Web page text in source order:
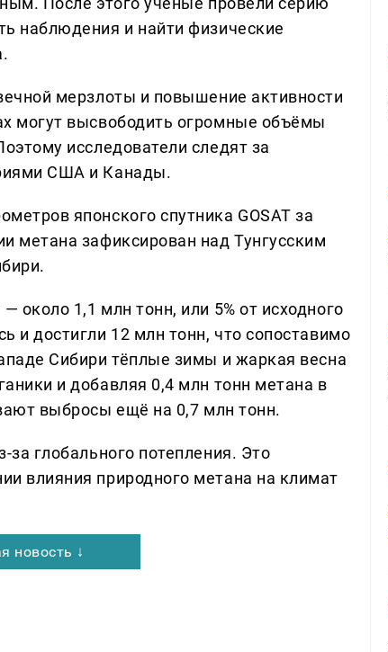
наблюдения и найти физические
мерзлоты и повышение активности
могут высвободить огромные объёмы
исследователи следят за
США и Канады.
японского спутника GOSAT за
метана зафиксирован над Тунгусским
1,1 млн тонн, или 5% от исходного
и достигли 12 млн тонн, что сопоставимо
Сибири тёплые зимы и жаркая весна
и добавляя 0,4 млн тонн метана в
выбросы ещё на 0,7 млн тонн.
глобального потепления. Это
влияния природного метана на климат
новость ↓